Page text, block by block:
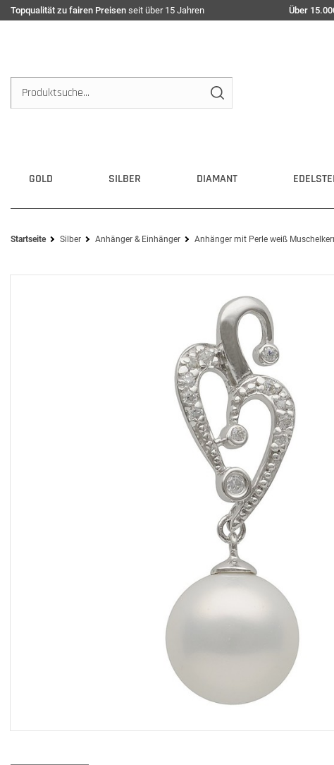
Topqualität zu fairen Preisen seit über 15 Jahren Über
GOLD SILBER DIAMANT
Startseite Silber Anhänger & Einhänger Anhänger mit Perle weiß